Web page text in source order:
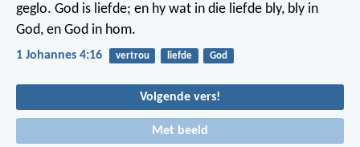
geglo. God is liefde; en hy wat in die liefde bly, bly in
God, en God in hom.
1 Johannes 4:16 vertrou liefde God
Volgende vers!
Met beeld